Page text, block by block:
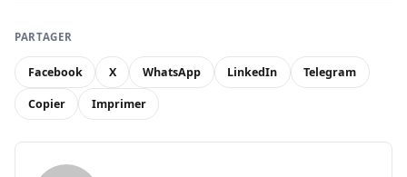
PARTAGER
Facebook X WhatsApp LinkedIn Telegram
Copier Imprimer